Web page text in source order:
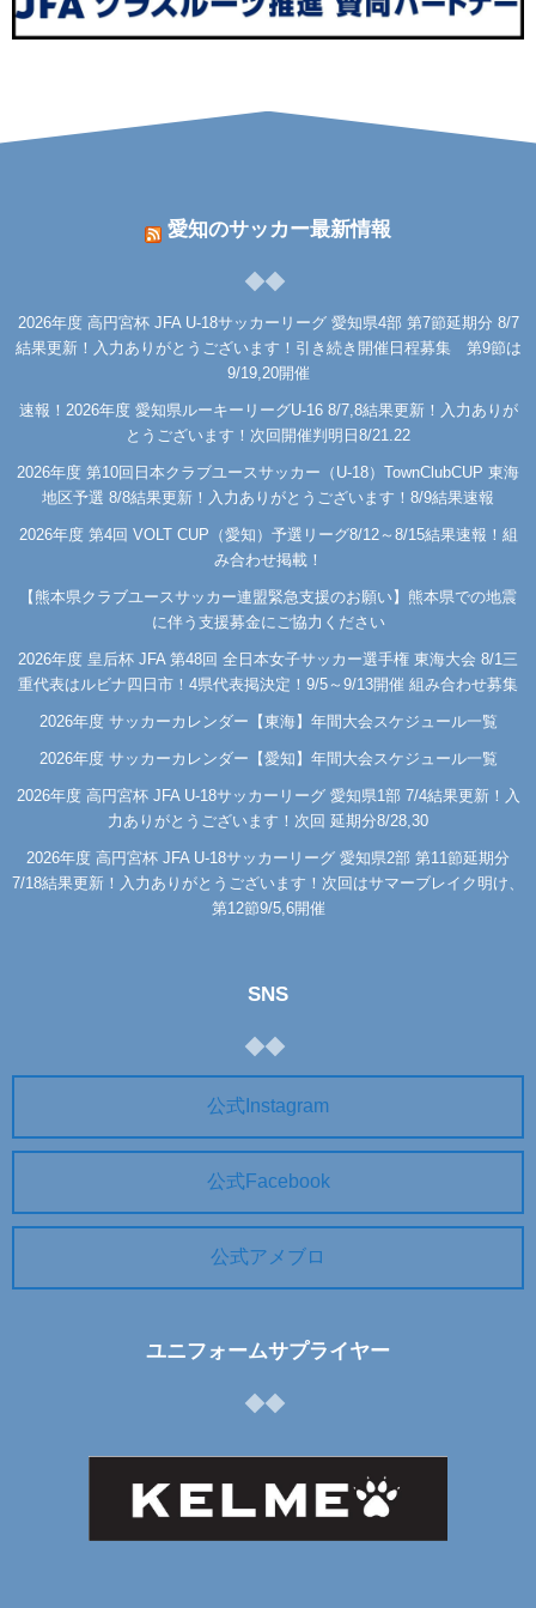
愛知のサッカー最新情報
2026年度 高円宮杯 JFA U-18サッカーリーグ 愛知県4部 第7節延期分 8/7
結果更新！入力ありがとうございます！引き続き開催日程募集 第9節は
9/19,20開催
速報！2026年度 愛知県ルーキーリーグU-16 8/7,8結果更新！入力ありが
とうございます！次回開催判明日8/21.22
2026年度 第10回日本クラブユースサッカー（U-18）TownClubCUP 東海
地区予選 8/8結果更新！入力ありがとうございます！8/9結果速報
2026年度 第4回 VOLT CUP（愛知）予選リーグ8/12～8/15結果速報！組
み合わせ掲載！
【熊本県クラブユースサッカー連盟緊急支援のお願い】熊本県での地震
に伴う支援募金にご協力ください
2026年度 皇后杯 JFA 第48回 全日本女子サッカー選手権 東海大会 8/1三
重代表はルビナ四日市！4県代表掲決定！9/5～9/13開催 組み合わせ募集
2026年度 サッカーカレンダー【東海】年間大会スケジュール一覧
2026年度 サッカーカレンダー【愛知】年間大会スケジュール一覧
2026年度 高円宮杯 JFA U-18サッカーリーグ 愛知県1部 7/4結果更新！入
力ありがとうございます！次回 延期分8/28,30
2026年度 高円宮杯 JFA U-18サッカーリーグ 愛知県2部 第11節延期分
7/18結果更新！入力ありがとうございます！次回はサマーブレイク明け、
第12節9/5,6開催
SNS
公式Instagram
公式Facebook
公式アメブロ
ユニフォームサプライヤー